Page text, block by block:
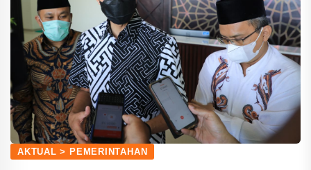
AKTUAL > PEMERINTAHAN